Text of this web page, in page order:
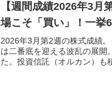
【週間成績2026年3月
場こそ「買い」！一挙
2026年3月第2週の株式成績
は二番底を迎える波乱の展開
た。投資信託（オルカン）も